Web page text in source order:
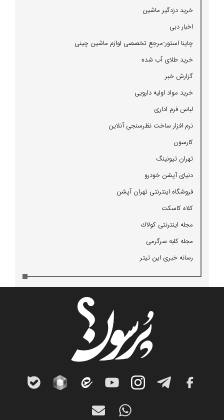
خرید دزدگیر ماشین
اخبار دبی
چاینا استور-مرجع تخصصی لوازم ماشین چینی
خرید طلای آب شده
گزارش خبر
خرید مواد اولیه دارویی
لباس فرم اداری
نرم افزار ساخت نظرسنجی آنلاین
كارسون
تهران تیونینگ
دنیای آپشن خودرو
فروشگاه اینترنتی تهران آپشن
كلاه كاسكت
مجله اینترنتی كولاك
مجله كلبه سرگرمی
رسانه خبری این تیتر